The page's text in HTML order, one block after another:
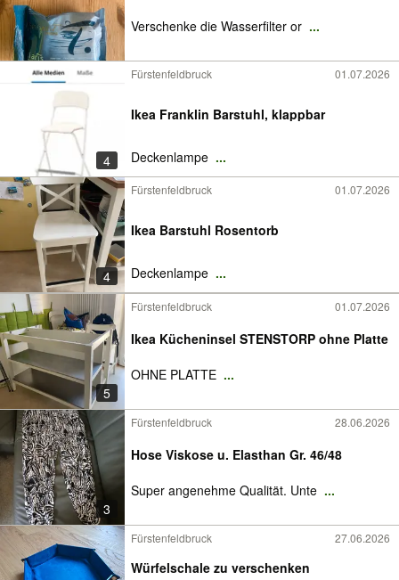
Verschenke die Wasserfilter or ...
4
Fürstenfeldbruck 01.07.2026
Ikea Franklin Barstuhl, klappbar
Deckenlampe ...
4
Fürstenfeldbruck 01.07.2026
Ikea Barstuhl Rosentorb
Deckenlampe ...
5
Fürstenfeldbruck 01.07.2026
Ikea Kücheninsel STENSTORP ohne Platte
OHNE PLATTE ...
3
Fürstenfeldbruck 28.06.2026
Hose Viskose u. Elasthan Gr. 46/48
Super angenehme Qualität. Unte ...
Fürstenfeldbruck 27.06.2026
Würfelschale zu verschenken